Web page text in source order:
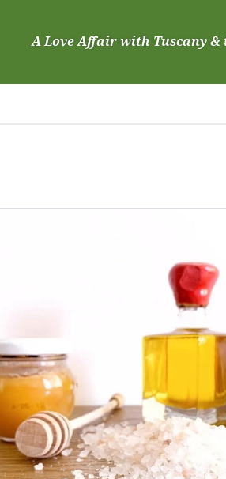
A Love Affair with Tuscany